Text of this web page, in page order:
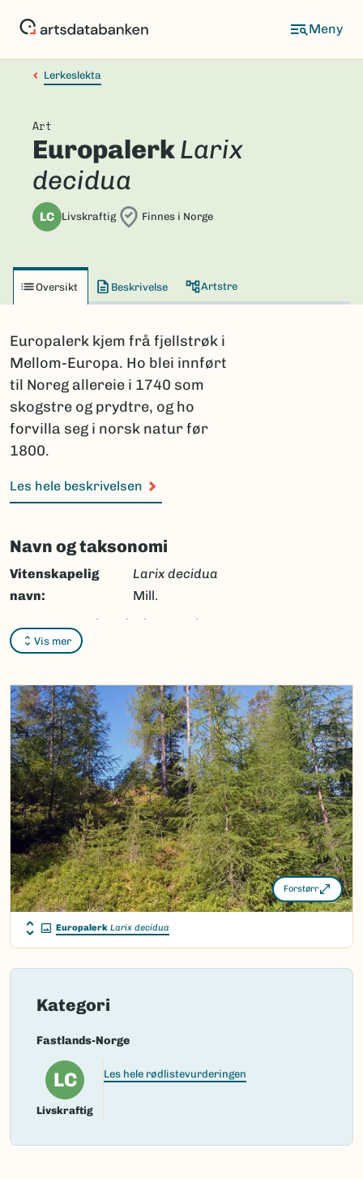
Lerkeslekta
Art
EuropalerkLarix
decidua
LC Livskraftig Finnes i Norge
Oversikt Beskrivelse Artstre
Europalerk kjem frå fjellstrøk i
Mellom-Europa. Ho blei innført
til Noreg allereie i 1740 som
skogstre og prydtre, og ho
forvilla seg i norsk natur før
1800.
Les hele beskrivelsen
Navn og taksonomi
Vis mer
Vitenskapelig
navn:
Larix decidua
Mill.
Synonymer:
Pinus larix
Larix
Nynorsk:europalerk
Nordsamisk/Davvisámegiella:Ingen
Vitenskapelig navn ID:103802
Takson ID:134042
Gå til Nortaxa for flere detaljer
(Ekstern lenke)
Forstørr
Europalerk Larix decidua
Kategori
Fastlands-Norge
LC
Livskraftig
Les hele rødlistevurderingen